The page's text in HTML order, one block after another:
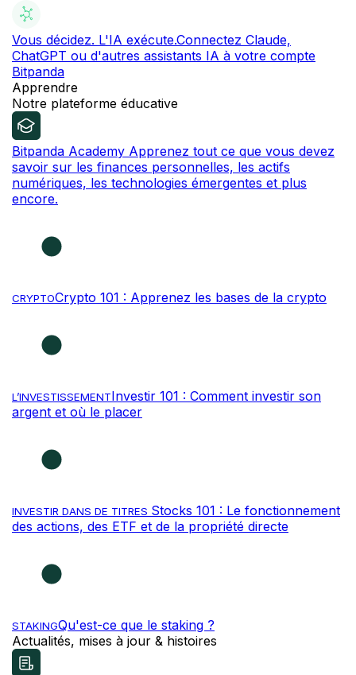
Vous décidez. L'IA exécute.Connectez Claude,
ChatGPT ou d'autres assistants IA à votre compte
Bitpanda
Apprendre
Notre plateforme éducative
Bitpanda Academy Apprenez tout ce que vous devez
savoir sur les finances personnelles, les actifs
numériques, les technologies émergentes et plus
encore.
CRYPTOCrypto 101 : Apprenez les bases de la crypto
L’INVESTISSEMENTInvestir 101 : Comment investir son
argent et où le placer
INVESTIR DANS DE TITRES Stocks 101 : Le fonctionnement
des actions, des ETF et de la propriété directe
STAKINGQu'est-ce que le staking ?
Actualités, mises à jour & histoires